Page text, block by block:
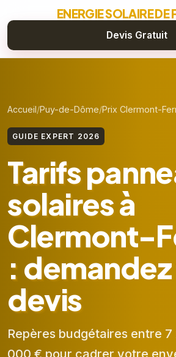
ENERGIE SOLAIRE DE
Devis Gratuit
Accueil Puy-de-Dôme Prix Clermont-
GUIDE EXPERT 2026
Tarifs
solaires à
Clermont-
:
devis
Repères budgétaires entre
000 € pour cadrer votre